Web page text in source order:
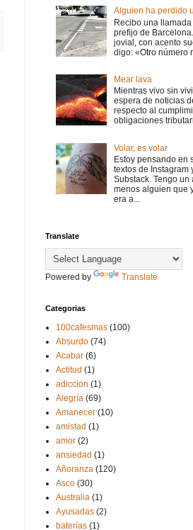
Alguien ha perdido
Recibo una
prefijo de
jovial, con acento
digo: «Otro número
Mear lava
Mientras vivo sin
espera de noticias
respecto al
obligaciones
Volar, es volar
Estoy pensando en
textos de Instagram
Substack. Tengo un
menos alguien que
era a...
Translate
Powered by Translate
Categorias
100cafesmas (100)
Absurdo (74)
Acabar (6)
Actitud (1)
adiccion (1)
Alegría (69)
Amanecer (10)
amistad (1)
amor (2)
ansiedad (1)
Añoranza (120)
Asco (30)
Australia (1)
Ayusadas (2)
baterías (1)